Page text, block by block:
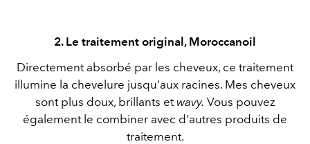
2. Le traitement original, Moroccanoil
Directement absorbé par les cheveux, ce traitement
illumine la chevelure jusqu'aux racines. Mes cheveux
sont plus doux, brillants et wavy. Vous pouvez
également le combiner avec d'autres produits de
traitement.